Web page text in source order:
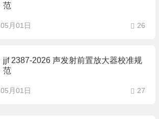
范
05月01日 26
jjf 2387-2026 声发射前置放大器校准规
范
05月01日 27